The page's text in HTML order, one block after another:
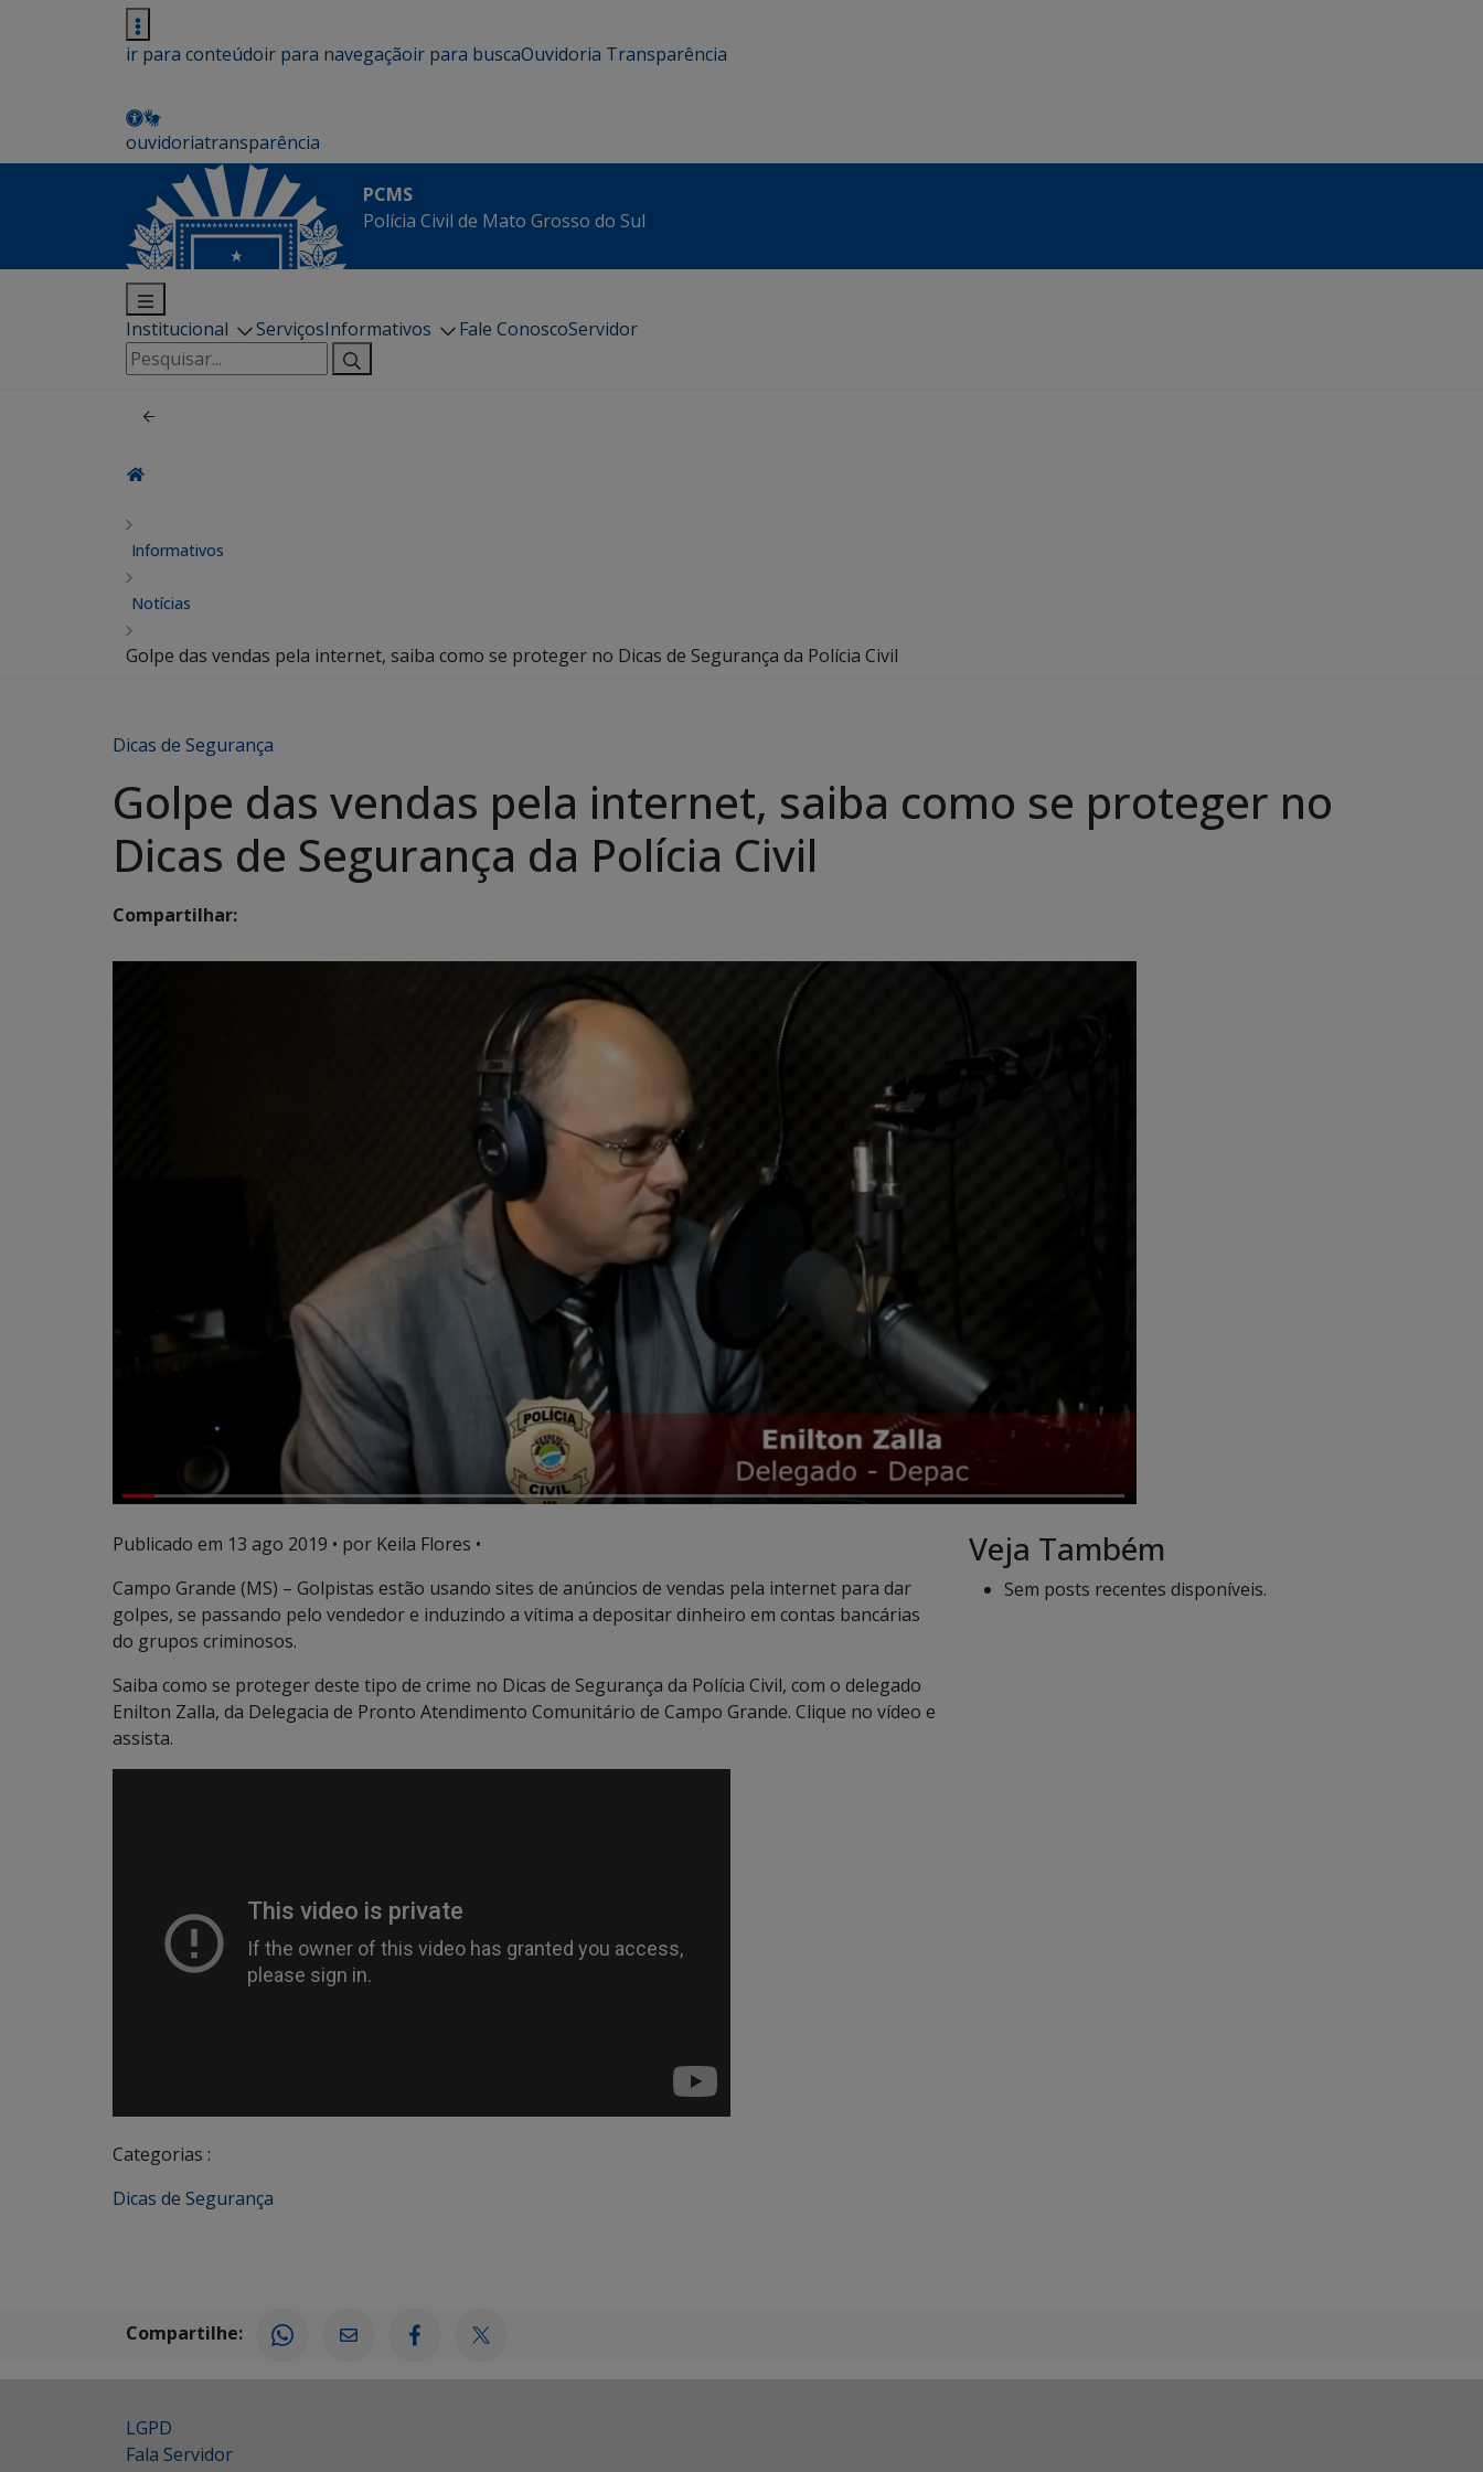
ir para conteúdoir para navegaçãoir para buscaOuvidoria Transparência
ouvidoriatransparência
PCMS
Polícia Civil de Mato Grosso do Sul
Institucional ServiçosInformativos Fale ConoscoServidor
Pesquisar
por:
Informativos
Notícias
Golpe das vendas pela internet, saiba como se proteger no Dicas de Segurança da Polícia Civil
Dicas de Segurança
Golpe das vendas pela internet, saiba como se proteger no
Dicas de Segurança da Polícia Civil
Compartilhar:
Publicado em 13 ago 2019 • por Keila Flores •
Campo Grande (MS) – Golpistas estão usando sites de anúncios de vendas pela internet para dar
golpes, se passando pelo vendedor e induzindo a vítima a depositar dinheiro em contas bancárias
do grupos criminosos.
Saiba como se proteger deste tipo de crime no Dicas de Segurança da Polícia Civil, com o delegado
Enilton Zalla, da Delegacia de Pronto Atendimento Comunitário de Campo Grande. Clique no vídeo e
assista.
Categorias :
Dicas de Segurança
Veja Também
Sem posts recentes disponíveis.
Compartilhe:
LGPD
Fala Servidor